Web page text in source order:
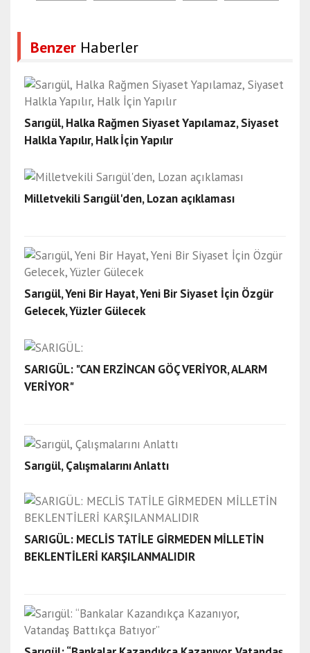
Benzer Haberler
Sarıgül, Halka Rağmen Siyaset Yapılamaz, Siyaset
Halkla Yapılır, Halk İçin Yapılır
Milletvekili Sarıgül'den, Lozan açıklaması
Sarıgül, Yeni Bir Hayat, Yeni Bir Siyaset İçin Özgür
Gelecek, Yüzler Gülecek
SARIGÜL: "CAN ERZİNCAN GÖÇ VERİYOR, ALARM
VERİYOR"
Sarıgül, Çalışmalarını Anlattı
SARIGÜL: MECLİS TATİLE GİRMEDEN MİLLETİN
BEKLENTİLERİ KARŞILANMALIDIR